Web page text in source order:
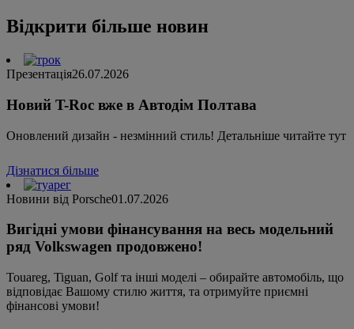
Відкрити більше новин
Презентація26.07.2026
Новий T-Roc вже в Автодім Полтава
Оновлений дизайн - незмінний стиль! Детальніше читайте тут
Дізнатися більше
Новини від Porsche01.07.2026
Вигідні умови фінансування на весь модельний
ряд Volkswagen продовжено!
Touareg, Tiguan, Golf та інші моделі – обирайте автомобіль, що
відповідає Вашому стилю життя, та отримуйте приємні
фінансові умови!